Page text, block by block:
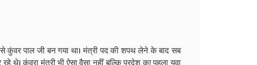
पाल जी बन गया था। मंत्री पद की शपथ लेने के बाद सब